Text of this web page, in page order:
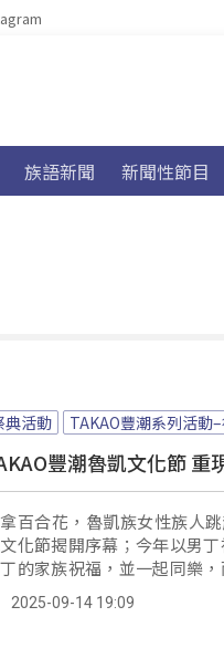
族語新聞 新聞性節目
典活動 TAKAO豐潮系列活動
豐潮魯凱文化節 重
百合花，魯凱族女性族人
化節揭開序幕；今年以男
的家族祝福，並一起同樂
也是期望文化能被更多人認
2025-09-14 19:09